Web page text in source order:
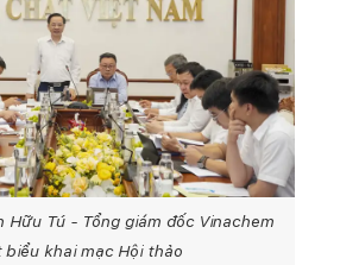
Hữu Tú - Tổng giám đốc Vinachem
khai mạc Hội thảo